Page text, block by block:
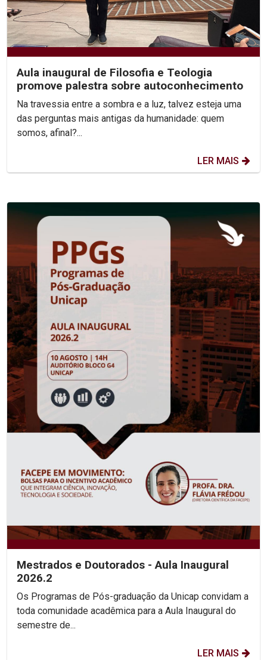
Aula inaugural de Filosofia e Teologia
promove palestra sobre autoconhecimento
Na travessia entre a sombra e a luz, talvez esteja uma
das perguntas mais antigas da humanidade: quem
somos, afinal?...
LER MAIS
Mestrados e Doutorados - Aula Inaugural
2026.2
Os Programas de Pós-graduação da Unicap convidam a
toda comunidade acadêmica para a Aula Inaugural do
semestre de...
LER MAIS